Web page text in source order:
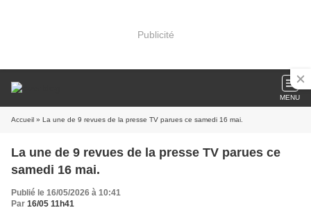
Publicité
MENU
Accueil » La une de 9 revues de la presse TV parues ce samedi 16 mai.
La une de 9 revues de la presse TV parues ce
samedi 16 mai.
Publié le 16/05/2026 à 10:41
Par 16/05 11h41